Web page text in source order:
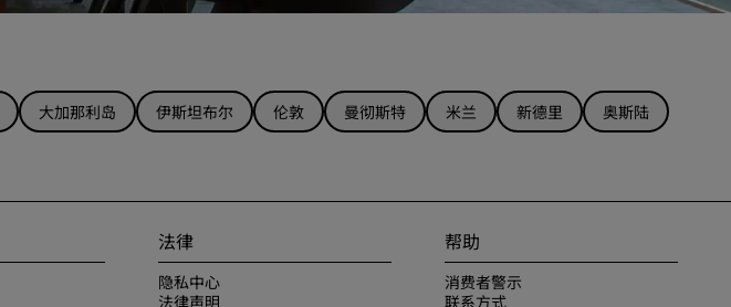
大加那利岛 伊斯坦布尔 伦敦 曼彻斯特 米兰 新德里
奥斯陆
法律
隐私中心
法律声明
帮助
消费者警示
联系方式